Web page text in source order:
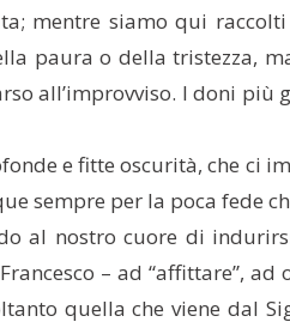
mentre siamo qui
paura o della tristezza,
all’improvviso. I doni più
e fitte oscurità, che ci
sempre per la poca fede
al nostro cuore di
– ad “affittare”, ad
quella che viene dal